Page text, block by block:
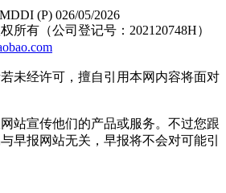
(P) 026/05/2026
所有（公司登记号：202120748H）
未经许可，擅自引用本网内容将面对
站宣传他们的产品或服务。不过您跟
早报网站无关，早报将不会对可能引